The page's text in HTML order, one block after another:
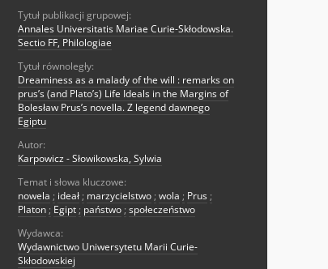
Tytuł publikacji grupowej:
Annales Universitatis Mariae Curie-Skłodowska.
Sectio FF, Philologiae
Tytuł równoległy:
Dreaminess as a malady of the will : remarks on
prus’s (and Plato’s) Life Ideals in the Margins of
Bolesław Prus’s novella. Z legend dawnego
Egiptu
Autor:
Karpowicz - Słowikowska, Sylwia
Temat i słowa kluczowe:
nowela ; ideał ; marzycielstwo ; wola ; Prus ;
Platon ; Egipt ; państwo ; społeczeństwo
Wydawca:
Wydawnictwo Uniwersytetu Marii Curie-
Skłodowskiej